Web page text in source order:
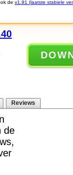
de v1.91 (laatste stabiele
Reviews
de